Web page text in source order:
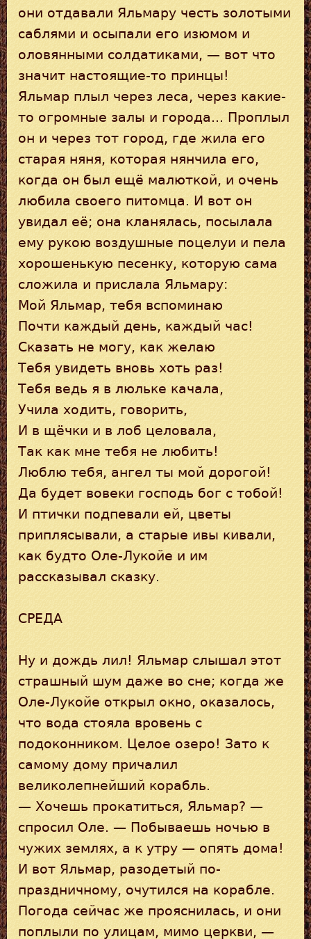
они отдавали Яльмару честь золотыми
саблями и осыпали его изюмом и
оловянными солдатиками, — вот что
значит настоящие-то принцы!
Яльмар плыл через леса, через какие-
то огромные залы и города... Проплыл
он и через тот город, где жила его
старая няня, которая нянчила его,
когда он был ещё малюткой, и очень
любила своего питомца. И вот он
увидал её; она кланялась, посылала
ему рукою воздушные поцелуи и пела
хорошенькую песенку, которую сама
сложила и прислала Яльмару:
Мой Яльмар, тебя вспоминаю
Почти каждый день, каждый час!
Сказать не могу, как желаю
Тебя увидеть вновь хоть раз!
Тебя ведь я в люльке качала,
Учила ходить, говорить,
И в щёчки и в лоб целовала,
Так как мне тебя не любить!
Люблю тебя, ангел ты мой дорогой!
Да будет вовеки господь бог с тобой!
И птички подпевали ей, цветы
приплясывали, а старые ивы кивали,
как будто Оле-Лукойе и им
рассказывал сказку.
СРЕДА
Ну и дождь лил! Яльмар слышал этот
страшный шум даже во сне; когда же
Оле-Лукойе открыл окно, оказалось,
что вода стояла вровень с
подоконником. Целое озеро! Зато к
самому дому причалил
великолепнейший корабль.
— Хочешь прокатиться, Яльмар? —
спросил Оле. — Побываешь ночью в
чужих землях, а к утру — опять дома!
И вот Яльмар, разодетый по-
праздничному, очутился на корабле.
Погода сейчас же прояснилась, и они
поплыли по улицам, мимо церкви, —